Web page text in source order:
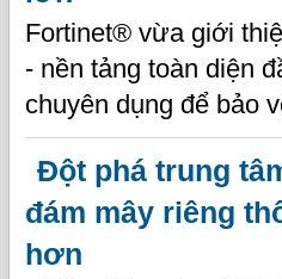
Fortinet® vừa giới
- nền tảng toàn diện
chuyên dụng để bảo
Đột phá trung
đám mây riêng
hơn